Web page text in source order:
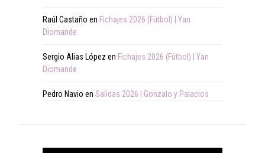
Raúl Castaño en Fichajes 2026 (Fútbol) | Yan
Diomande
Sergio Alias López en Fichajes 2026 (Fútbol) | Yan
Diomande
Pedro Navio en Salidas 2026 | Gonzalo y Palacios